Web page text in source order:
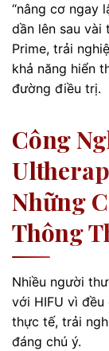
“nâng cơ ngay
dần lên sau vài
Prime, trải
khả năng hiển
đường điều trị.
Công
Những
Thông
Nhiều người
với HIFU vì
thực tế, trải
đáng chú ý.